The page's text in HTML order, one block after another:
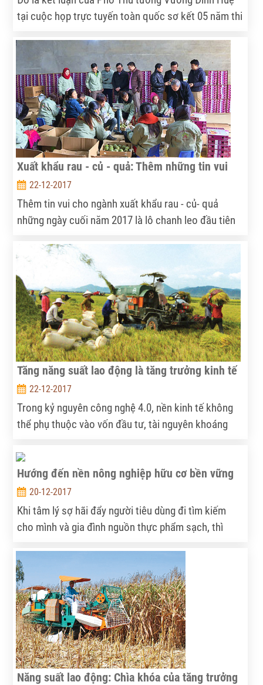
tại cuộc họp trực tuyến toàn quốc sơ kết 05 năm thi
Xuất khẩu rau - củ - quả: Thêm những tin vui
22-12-2017
Thêm tin vui cho ngành xuất khẩu rau - củ- quả
những ngày cuối năm 2017 là lô chanh leo đầu tiên
EU, khép lại một năm “viên mãn” của ngành rau - củ -
quả, điểm sáng mới trong lĩnh vực nông nghiệp.
Tăng năng suất lao động là tăng trưởng kinh tế
22-12-2017
Trong kỷ nguyên công nghệ 4.0, nền kinh tế không
thể phụ thuộc vào vốn đầu tư, tài nguyên khoáng
năng suất lao động.
Hướng đến nền nông nghiệp hữu cơ bền vững
20-12-2017
Khi tâm lý sợ hãi đẩy người tiêu dùng đi tìm kiếm
cho mình và gia đình nguồn thực phẩm sạch, thì
xuất hiện như nấm sau mưa.
Năng suất lao động: Chìa khóa của tăng trưởng